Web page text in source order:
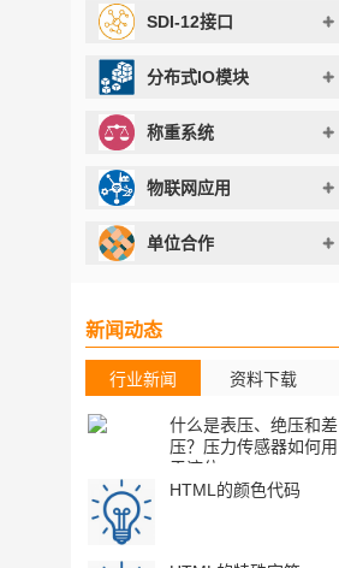
SDI-12接口
分布式IO模块
称重系统
物联网应用
单位合作
新闻动态
行业新闻 资料下载
什么是表压、绝压和差
压？压力传感器如何用
于液位...
HTML的颜色代码